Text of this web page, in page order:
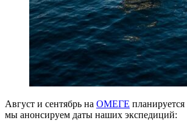
Август и сентябрь на ОМЕГЕ
мы анонсируем даты наших экспедиций: